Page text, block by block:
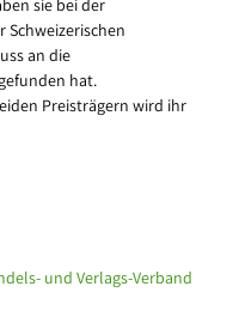
sie bei der
Schweizerischen
an die
hat.
Preisträgern wird ihr
und Verlags-Verband